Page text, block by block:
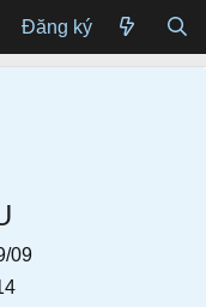
Đăng ký
09